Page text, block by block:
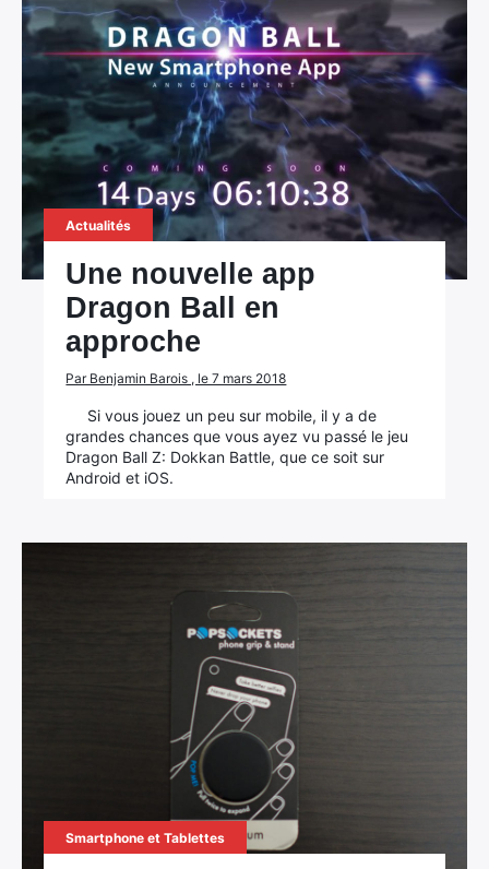
Actualités
Une nouvelle app
Dragon Ball en
approche
Par Benjamin Barois , le 7 mars 2018
Si vous jouez un peu sur mobile, il y a de
grandes chances que vous ayez vu passé le jeu
Dragon Ball Z: Dokkan Battle, que ce soit sur
Android et iOS.
Smartphone et Tablettes